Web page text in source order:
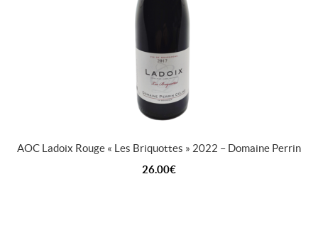
AOC Ladoix Rouge « Les Briquottes » 2022 – Domaine Perrin
26.00€